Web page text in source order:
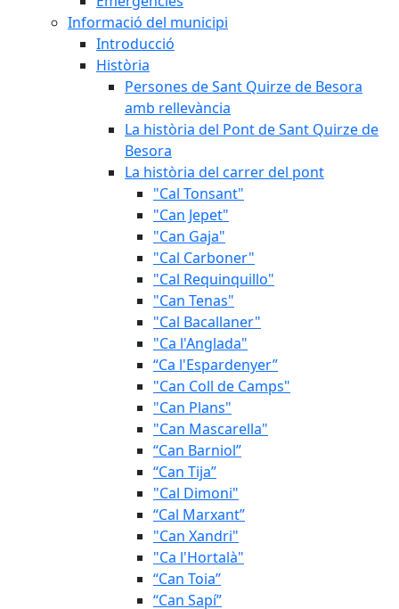
Informació del municipi
Introducció
Història
Persones de Sant Quirze de Besora
amb rellevància
La història del Pont de Sant Quirze de
Besora
La història del carrer del pont
"Cal Tonsant"
"Can Jepet"
"Can Gaja"
"Cal Carboner"
"Cal Requinquillo"
"Can Tenas"
"Cal Bacallaner"
"Ca l'Anglada"
“Ca l'Espardenyer”
"Can Coll de Camps"
"Can Plans"
"Can Mascarella"
“Can Barniol”
“Can Tija”
"Cal Dimoni"
“Cal Marxant”
"Can Xandri"
"Ca l'Hortalà"
“Can Toia”
“Can Sapí”